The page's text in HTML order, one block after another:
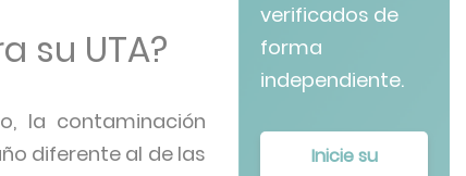
su UTA?
la contaminación
diferente al de las
verificados de
forma
independiente.
Inicie su